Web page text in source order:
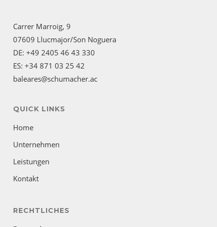
Carrer Marroig, 9
07609 Llucmajor/Son Noguera
DE: +49 2405 46 43 330
ES: +34 871 03 25 42
baleares@schumacher.ac
QUICK LINKS
Home
Unternehmen
Leistungen
Kontakt
RECHTLICHES